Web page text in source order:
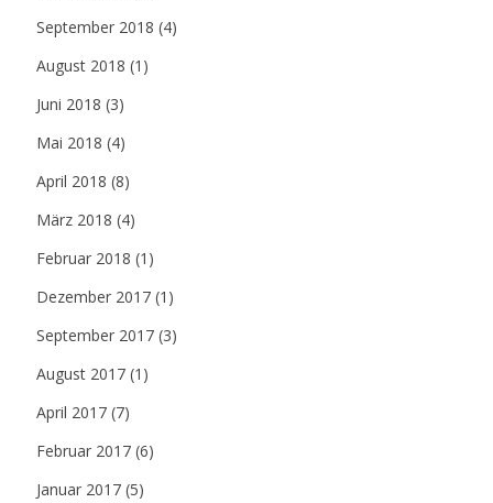
September 2018 (4)
August 2018 (1)
Juni 2018 (3)
Mai 2018 (4)
April 2018 (8)
März 2018 (4)
Februar 2018 (1)
Dezember 2017 (1)
September 2017 (3)
August 2017 (1)
April 2017 (7)
Februar 2017 (6)
Januar 2017 (5)